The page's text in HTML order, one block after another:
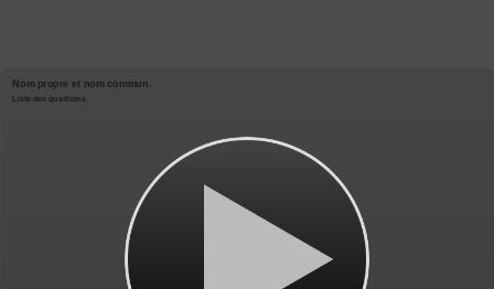
Nom propre et nom commun.
Liste des questions